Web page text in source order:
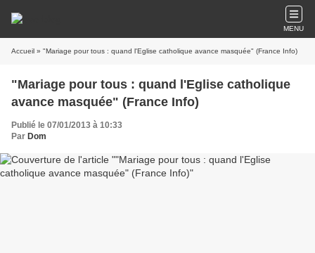
MENU
Accueil » "Mariage pour tous : quand l'Eglise catholique avance masquée" (France Info)
"Mariage pour tous : quand l'Eglise catholique
avance masquée" (France Info)
Publié le 07/01/2013 à 10:33
Par Dom